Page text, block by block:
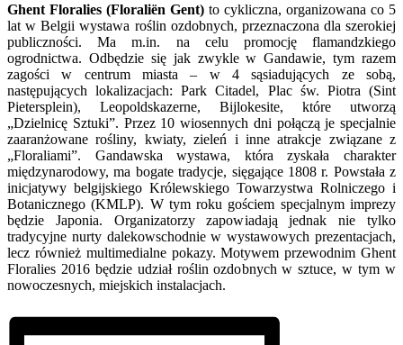
Ghent Floralies (Floraliën Gent) to cykliczna, organizowana co 5
lat w Belgii wystawa roślin ozdobnych, przeznaczona dla szerokiej
publiczności. Ma m.in. na celu promocję flamandzkiego
ogrodnictwa. Odbędzie się jak zwykle w Gandawie, tym razem
zagości w centrum miasta – w 4 sąsiadujących ze sobą,
następujących lokalizacjach: Park Citadel, Plac św. Piotra (Sint
Pietersplein), Leopoldskazerne, Bijlokesite, które utworzą
„Dzielnicę Sztuki”. Przez 10 wiosennych dni połączą je specjalnie
zaaranżowane rośliny, kwiaty, zieleń i inne atrakcje związane z
„Floraliami”. Gandawska wystawa, która zyskała charakter
międzynarodowy, ma bogate tradycje, sięgające 1808 r. Powstała z
inicjatywy belgijskiego Królewskiego Towarzystwa Rolniczego i
Botanicznego (KMLP). W tym roku gościem specjalnym imprezy
będzie Japonia. Organizatorzy zapowiadają jednak nie tylko
tradycyjne nurty dalekowschodnie w wystawowych prezentacjach,
lecz również multimedialne pokazy. Motywem przewodnim Ghent
Floralies 2016 będzie udział roślin ozdobnych w sztuce, w tym w
nowoczesnych, miejskich instalacjach.